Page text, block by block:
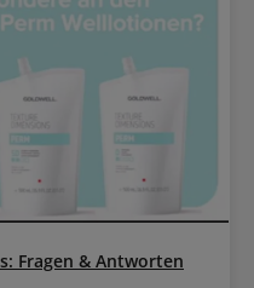
Fragen & Antworten